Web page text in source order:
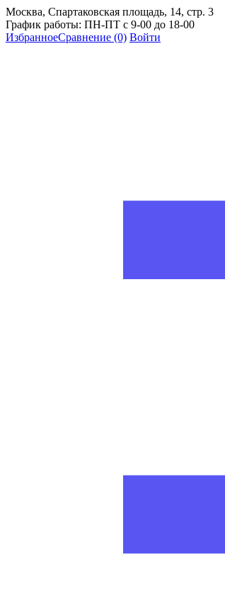
Москва, Спартаковская площадь, 14, стр. 3
График работы: ПН-ПТ с 9-00 до 18-00
ИзбранноеСравнение (0) Войти